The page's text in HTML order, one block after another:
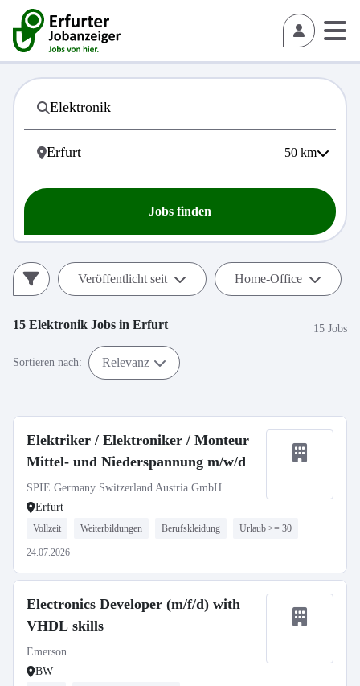
50 km
Jobs finden
Veröffentlicht seit Home-Office
15 Elektronik Jobs in Erfurt 15 Jobs
Sortieren nach: Relevanz
Elektriker / Elektroniker / Monteur
Mittel- und Niederspannung m/w/d
SPIE Germany Switzerland Austria GmbH
Erfurt
Vollzeit Weiterbildungen Berufskleidung Urlaub >= 30
24.07.2026
Electronics Developer (m/f/d) with
VHDL skills
Emerson
BW